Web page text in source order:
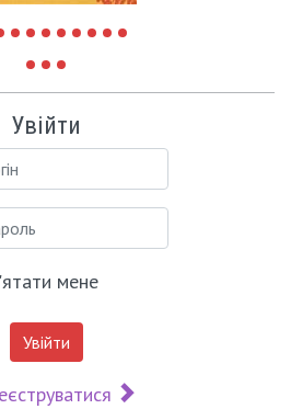
Увійти
мене
Увійти